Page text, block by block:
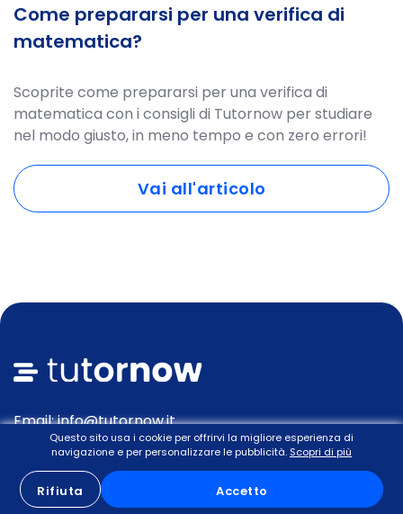
Come prepararsi per una verifica di
matematica?
Scoprite come prepararsi per una verifica di
matematica con i consigli di Tutornow per studiare
nel modo giusto, in meno tempo e con zero errori!
Vai all'articolo
Email: info@tutornow.it
Lun/Ven, dalle 9:30 alle 18.30
Via Cavour 2, 22074 Lomazzo (CO)
Questo sito usa i cookie per offrirvi la migliore esperienza di
navigazione e per personalizzare le pubblicità. Scopri di più
Rifiuta Accetto